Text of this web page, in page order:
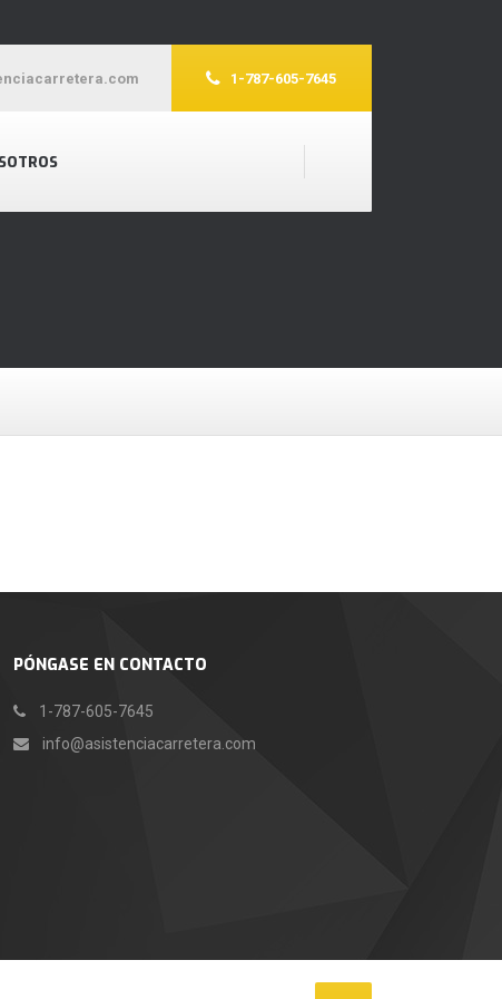
1-787-605-7645
PÓNGASE EN CONTACTO
1-787-605-7645
info@asistenciacarretera.com